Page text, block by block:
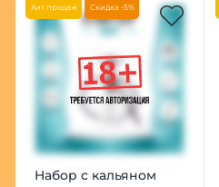
Хит продаж Скидка -5%
Набор с кальяном